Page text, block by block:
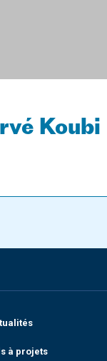
Koubi
à projets